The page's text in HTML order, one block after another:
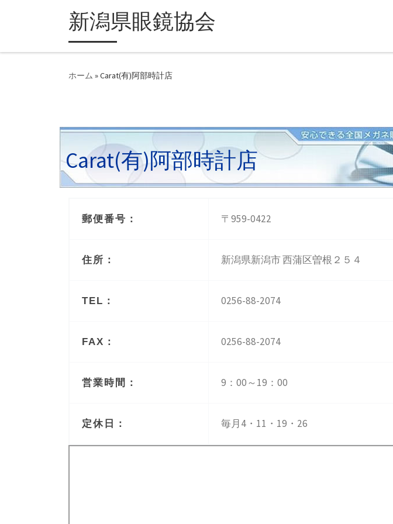
新潟県眼鏡協会
ホーム »Carat(有)阿部時計店
Carat(有)阿部時計店
郵便番号： 〒959-0422
住所： 新潟県新潟市 西蒲区曽根２５４
TEL： 0256-88-2074
FAX： 0256-88-2074
営業時間： 9：00～19：00
定休日： 毎月4・11・19・26